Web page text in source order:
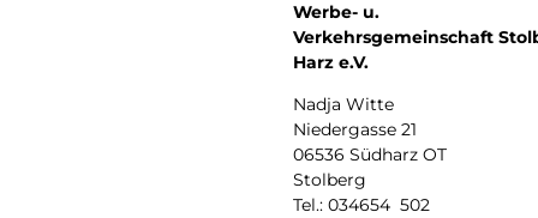
Werbe- u.
Verkehrsgemeinschaft
Harz e.V.
Nadja Witte
Niedergasse 21
06536 Südharz OT
Stolberg
Tel.: 034654 502